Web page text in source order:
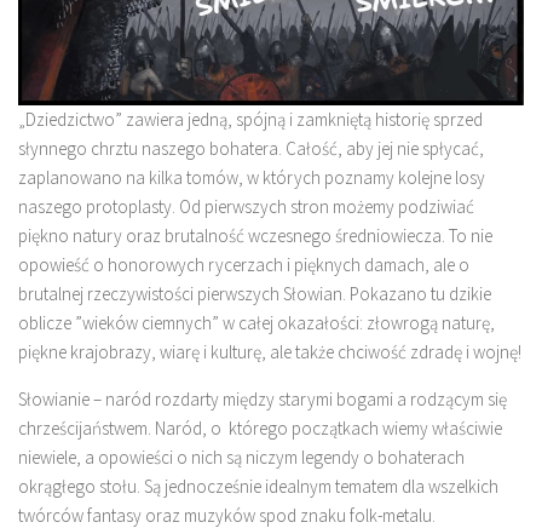
„Dziedzictwo” zawiera jedną, spójną i zamkniętą historię sprzed
słynnego chrztu naszego bohatera. Całość, aby jej nie spłycać,
zaplanowano na kilka tomów, w których poznamy kolejne losy
naszego protoplasty. Od pierwszych stron możemy podziwiać
piękno natury oraz brutalność wczesnego średniowiecza. To nie
opowieść o honorowych rycerzach i pięknych damach, ale o
brutalnej rzeczywistości pierwszych Słowian. Pokazano tu dzikie
oblicze ”wieków ciemnych” w całej okazałości: złowrogą naturę,
piękne krajobrazy, wiarę i kulturę, ale także chciwość zdradę i wojnę!
Słowianie – naród rozdarty między starymi bogami a rodzącym się
chrześcijaństwem. Naród, o którego początkach wiemy właściwie
niewiele, a opowieści o nich są niczym legendy o bohaterach
okrągłego stołu. Są jednocześnie idealnym tematem dla wszelkich
twórców fantasy oraz muzyków spod znaku folk-metalu.